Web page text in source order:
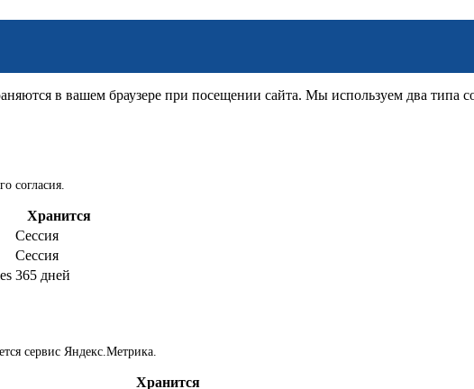
в вашем браузере при посещении сайта. Мы используем два типа
согласия.
Хранится
Сессия
Сессия
365 дней
сервис Яндекс.Метрика.
Хранится